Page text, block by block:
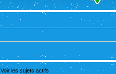
Voir les sujets actifs